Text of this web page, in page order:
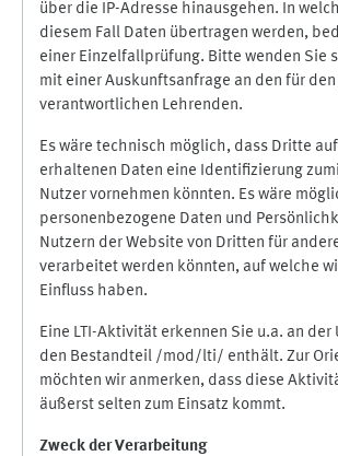
über die IP-Adresse hinausgehen. In
diesem Fall Daten übertragen werden,
einer Einzelfallprüfung. Bitte wenden Sie
mit einer Auskunftsanfrage an den für
verantwortlichen Lehrenden.
Es wäre technisch möglich, dass Dritte
erhaltenen Daten eine Identifizierung
Nutzer vornehmen könnten. Es wäre
personenbezogene Daten und
Nutzern der Website von Dritten für
verarbeitet werden könnten, auf welche
Einfluss haben.
Eine LTI-Aktivität erkennen Sie u.a. an der
den Bestandteil /mod/lti/ enthält. Zur
möchten wir anmerken, dass diese
äußerst selten zum Einsatz kommt.
Zweck der Verarbeitung